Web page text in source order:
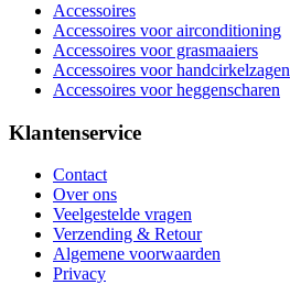
Accessoires
Accessoires voor airconditioning
Accessoires voor grasmaaiers
Accessoires voor handcirkelzagen
Accessoires voor heggenscharen
Klantenservice
Contact
Over ons
Veelgestelde vragen
Verzending & Retour
Algemene voorwaarden
Privacy